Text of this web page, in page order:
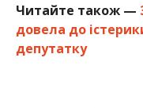
Читайте також —
довела до
депутатку